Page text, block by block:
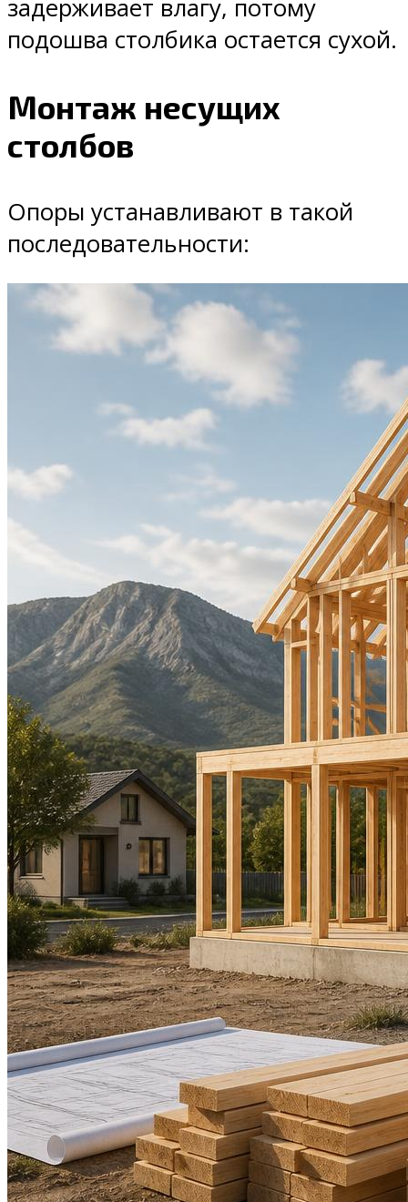
задерживает влагу, потому
подошва столбика остается сухой.
Монтаж несущих
столбов
Опоры устанавливают в такой
последовательности: